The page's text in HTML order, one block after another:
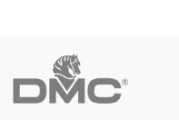
άκρο και σχετικά
μάτι, γεγονός που
γενικά ευκολότερο